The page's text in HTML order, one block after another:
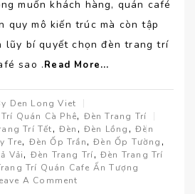
muốn khách hàng, quán café
quy mô kiến trúc mà còn tập
lũy bí quyết chọn đèn trang trí
sao .Read More...
Den Long Viet
Quán Cà Phê, Đèn Trang Trí
Trí Tết,Đèn ,Đèn Lồng ,Đèn
Tre, Đèn Ốp Trần,Đèn Ốp Tường ,
Vải, Đèn Trang Trí, Đèn Trang Trí
Trí Quán Cafe Ấn Tượng
A Comment